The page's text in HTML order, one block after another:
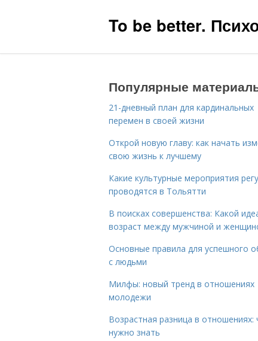
To be better.
Популярные
21-дневный план для кардинальных
перемен в своей жизни
Открой новую главу: как начать
свою жизнь к лучшему
Какие культурные мероприятия
проводятся в Тольятти
В поисках совершенства: Какой
возраст между мужчиной и
Основные правила для успешного
с людьми
Милфы: новый тренд в отношениях
молодежи
Возрастная разница в отношениях:
нужно знать